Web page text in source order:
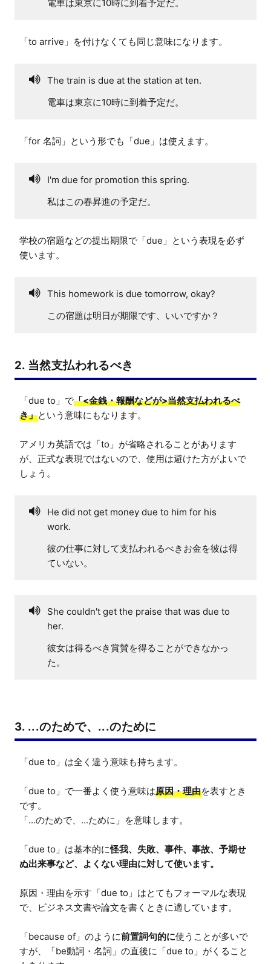
電車は東京に10時に到着予定だ。
「to arrive」を付けなくても同じ意味になります。
The train is due at the station at ten.
電車は東京に10時に到着予定だ。
「for 名詞」という形でも「due」は使えます。
I'm due for promotion this spring.
私はこの春昇進の予定だ。
学校の宿題などの提出期限で「due」という表現を必ず
使います。
This homework is due tomorrow, okay?
この宿題は明日が期限です、いいですか？
2. 当然支払われるべき
「due to」で「<金銭・報酬などが>当然支払われるべ
き」という意味にもなります。
アメリカ英語では「to」が省略されることがあります
が、正式な表現ではないので、使用は避けた方がよいで
しょう。
He did not get money due to him for his
work.
彼の仕事に対して支払われるべきお金を彼は得
ていない。
She couldn't get the praise that was due to
her.
彼女は得るべき賞賛を得ることができなかっ
た。
3. ...のためで、...のために
「due to」は全く違う意味も持ちます。
「due to」で一番よく使う意味は原因・理由を表すとき
です。
「...のためで、...ために」を意味します。
「due to」は基本的に怪我、失敗、事件、事故、予期せ
ぬ出来事など、よくない理由に対して使います。
原因・理由を示す「due to」はとてもフォーマルな表現
で、ビジネス文書や論文を書くときに適しています。
「because of」のように前置詞句的に使うことが多いで
すが、「be動詞・名詞」の直後に「due to」がくること